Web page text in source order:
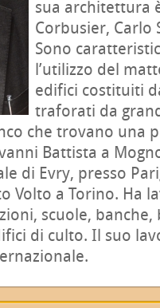
sua architettura
Corbusier, Carlo
Sono
l’utilizzo del
edifici costituiti
traforati da
che trovano una
Battista a
di Evry, presso
Volto a Torino. Ha
scuole,
di culto. Il suo